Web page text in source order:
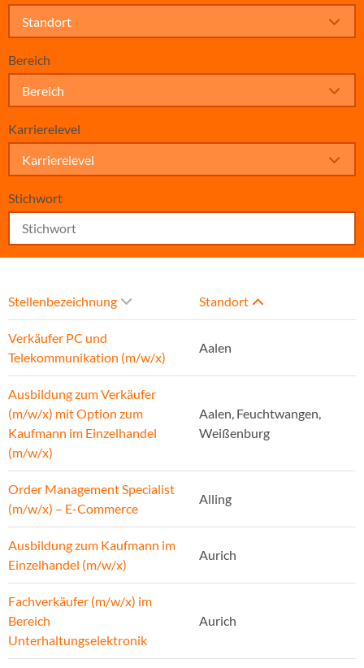
Standort
Bereich
Bereich
Karrierelevel
Karrierelevel
Stichwort
Stellenbezeichnung Standort
Verkäufer PC und
Telekommunikation (m/w/x)
Aalen
Ausbildung zum Verkäufer
(m/w/x) mit Option zum
Kaufmann im Einzelhandel
(m/w/x)
Aalen, Feuchtwangen,
Weißenburg
Order Management Specialist
(m/w/x) – E-Commerce
Alling
Ausbildung zum Kaufmann im
Einzelhandel (m/w/x)
Aurich
Fachverkäufer (m/w/x) im
Bereich
Unterhaltungselektronik
Aurich